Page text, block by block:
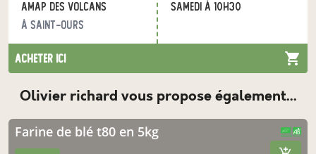
AMAP des Volcans
à Saint-Ours
samedi à 10h30
acheter ici
olivier richard vous propose également...
farine de blé t80 en 5kg